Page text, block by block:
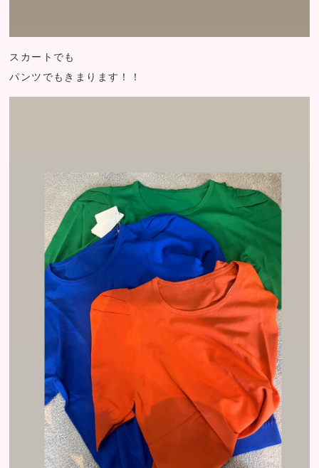
スカートでも
パンツでもきまります！！